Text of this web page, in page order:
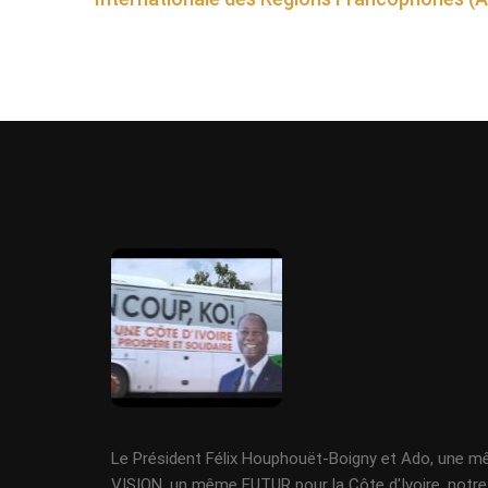
Le Président Félix Houphouët-Boigny et Ado, une